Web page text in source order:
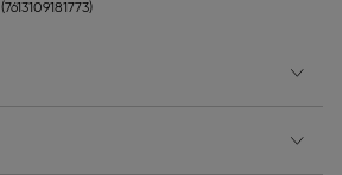
(7613109181773)